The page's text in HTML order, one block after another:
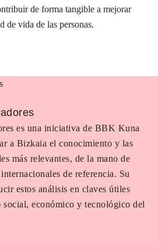
de forma tangible a mejorar
de vida de las personas.
es una iniciativa de BBK Kuna
a Bizkaia el conocimiento y las
más relevantes, de la mano de
de referencia. Su
estos análisis en claves útiles
social, económico y tecnológico del